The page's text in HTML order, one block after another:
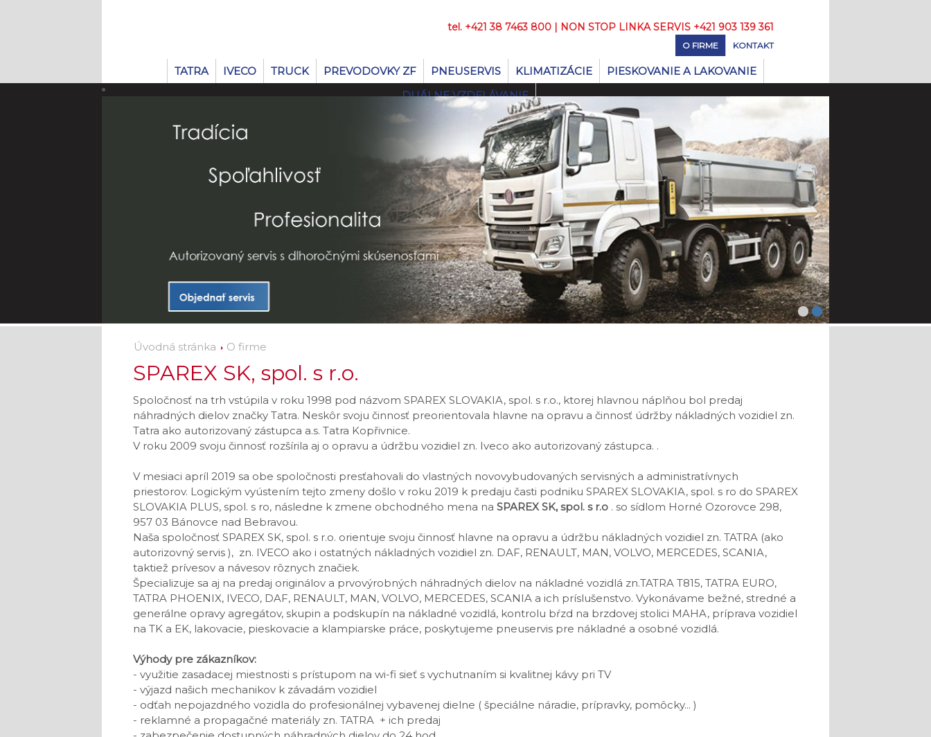
tel. +421 38 7463 800 | NON STOP LINKA SERVIS +421 903 139 361
TATRA IVECO TRUCK PREVODOVKY ZF PNEUSERVIS KLIMATIZÁCIE
PIESKOVANIE A LAKOVANIE
DUÁLNE VZDELÁVANIE
O FIRME KONTAKT
Úvodná stránka O firme
SPAREX SK, spol. s r.o.
Spoločnosť na trh vstúpila v roku 1998 pod názvom SPAREX SLOVAKIA, spol. s r.o., ktorej hlavnou náplňou bol predaj
náhradných dielov značky Tatra. Neskôr svoju činnosť preorientovala hlavne na opravu a činnosť údržby nákladných vozidiel zn.
Tatra ako autorizovaný zástupca a.s. Tatra Kopřivnice.
V roku 2009 svoju činnosť rozšírila aj o opravu a údržbu vozidiel zn. Iveco ako autorizovaný zástupca. .
V mesiaci apríl 2019 sa obe spoločnosti presťahovali do vlastných novovybudovaných servisných a administratívnych
priestorov. Logickým vyústením tejto zmeny došlo v roku 2019 k predaju časti podniku SPAREX SLOVAKIA, spol. s ro do SPAREX
SLOVAKIA PLUS, spol. s ro, následne k zmene obchodného mena na SPAREX SK, spol. s r.o . so sídlom Horné Ozorovce 298,
957 03 Bánovce nad Bebravou.
Naša spoločnosť SPAREX SK, spol. s r.o. orientuje svoju činnosť hlavne na opravu a údržbu nákladných vozidiel zn. TATRA (ako
autorizovný servis ), zn. IVECO ako i ostatných nákladných vozidiel zn. DAF, RENAULT, MAN, VOLVO, MERCEDES, SCANIA,
taktiež prívesov a návesov rôznych značiek.
Špecializuje sa aj na predaj originálov a prvovýrobných náhradných dielov na nákladné vozidlá zn.TATRA T815, TATRA EURO,
TATRA PHOENIX, IVECO, DAF, RENAULT, MAN, VOLVO, MERCEDES, SCANIA a ich príslušenstvo. Vykonávame bežné, stredné a
generálne opravy agregátov, skupin a podskupín na nákladné vozidlá, kontrolu bŕzd na brzdovej stolici MAHA, príprava vozidiel
na TK a EK, lakovacie, pieskovacie a klampiarske práce, poskytujeme pneuservis pre nákladné a osobné vozidlá.
Výhody pre zákazníkov:
- využitie zasadacej miestnosti s prístupom na wi-fi sieť s vychutnaním si kvalitnej kávy pri TV
- výjazd našich mechanikov k závadám vozidiel
- odťah nepojazdného vozidla do profesionálnej vybavenej dielne ( špeciálne náradie, prípravky, pomôcky... )
- reklamné a propagačné materiály zn. TATRA + ich predaj